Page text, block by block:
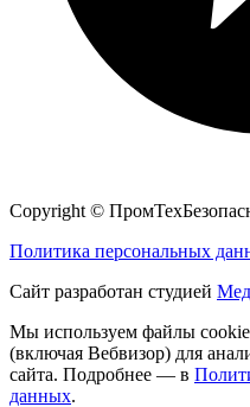
Copyright ©
Политика персональных
Сайт разработан студией
Мы используем файлы
(включая Вебвизор) для
сайта. Подробнее — в
данных.